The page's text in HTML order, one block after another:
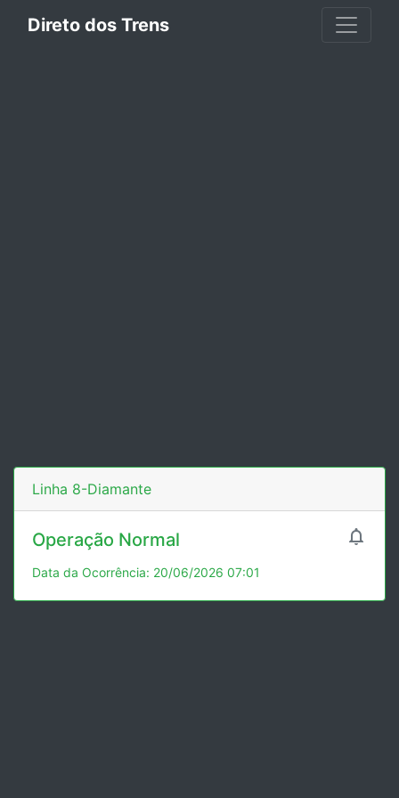
Direto dos Trens
Linha 8-Diamante

Operação Normal
Data da Ocorrência: 20/06/2026 07:01